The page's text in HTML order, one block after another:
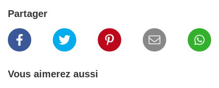
Partager
Vous aimerez aussi